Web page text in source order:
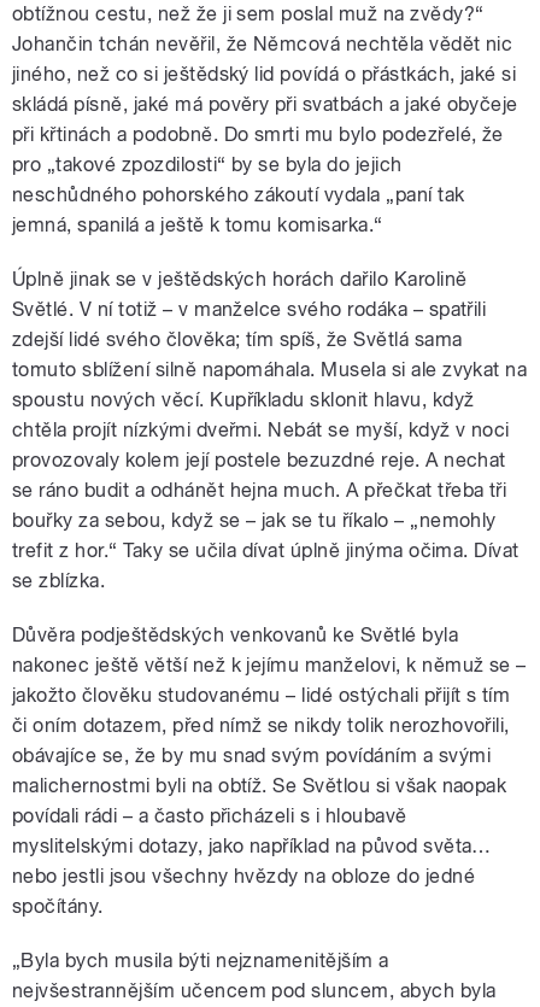
obtížnou cestu, než že ji sem poslal muž na zvědy?“
Johančin tchán nevěřil, že Němcová nechtěla vědět nic
jiného, než co si ještědský lid povídá o přástkách, jaké si
skládá písně, jaké má pověry při svatbách a jaké obyčeje
při křtinách a podobně. Do smrti mu bylo podezřelé, že
pro „takové zpozdilosti“ by se byla do jejich
neschůdného pohorského zákoutí vydala „paní tak
jemná, spanilá a ještě k tomu komisarka.“
Úplně jinak se v ještědských horách dařilo Karolině
Světlé. V ní totiž – v manželce svého rodáka – spatřili
zdejší lidé svého člověka; tím spíš, že Světlá sama
tomuto sblížení silně napomáhala. Musela si ale zvykat na
spoustu nových věcí. Kupříkladu sklonit hlavu, když
chtěla projít nízkými dveřmi. Nebát se myší, když v noci
provozovaly kolem její postele bezuzdné reje. A nechat
se ráno budit a odhánět hejna much. A přečkat třeba tři
bouřky za sebou, když se – jak se tu říkalo – „nemohly
trefit z hor.“ Taky se učila dívat úplně jinýma očima. Dívat
se zblízka.
Důvěra podještědských venkovanů ke Světlé byla
nakonec ještě větší než k jejímu manželovi, k němuž se –
jakožto člověku studovanému – lidé ostýchali přijít s tím
či oním dotazem, před nímž se nikdy tolik nerozhovořili,
obávajíce se, že by mu snad svým povídáním a svými
malichernostmi byli na obtíž. Se Světlou si však naopak
povídali rádi – a často přicházeli s i hloubavě
myslitelskými dotazy, jako například na původ světa…
nebo jestli jsou všechny hvězdy na obloze do jedné
spočítány.
„Byla bych musila býti nejznamenitějším a
nejvšestrannějším učencem pod sluncem, abych byla